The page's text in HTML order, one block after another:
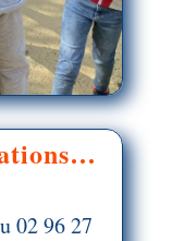
02 96 27